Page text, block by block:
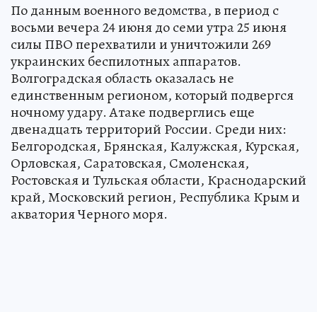
По данным военного ведомства, в период с
восьми вечера 24 июня до семи утра 25 июня
силы ПВО перехватили и уничтожили 269
украинских беспилотных аппаратов.
Волгоградская область оказалась не
единственным регионом, который подвергся
ночному удару. Атаке подверглись еще
двенадцать территорий России. Среди них:
Белгородская, Брянская, Калужская, Курская,
Орловская, Саратовская, Смоленская,
Ростовская и Тульская области, Краснодарский
край, Московский регион, Республика Крым и
акватория Черного моря.